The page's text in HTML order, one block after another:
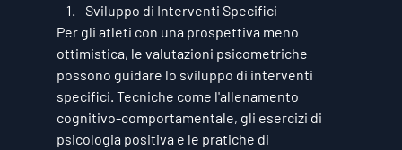
Sviluppo di Interventi Specifici
Per gli atleti con una prospettiva meno
ottimistica, le valutazioni psicometriche
possono guidare lo sviluppo di interventi
specifici. Tecniche come l'allenamento
cognitivo-comportamentale, gli esercizi di
psicologia positiva e le pratiche di